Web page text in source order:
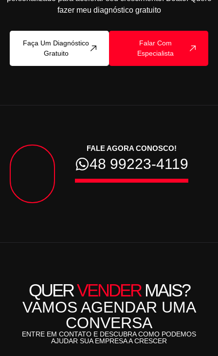
fazer meu diagnóstico gratuito
Faça Um Diagnóstico
Gratuito
Falar Com
Especialista
FALE AGORA CONOSCO!
48 99223-4119
QUERVENDERMAIS?
VAMOS AGENDAR UMA
CONVERSA
ENTRE EM CONTATO E DESCUBRA COMO PODEMOS
AJUDAR SUA EMPRESA A CRESCER